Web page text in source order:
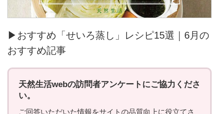
▶おすすめ「せいろ蒸し」レシピ15選｜6月の
おすすめ記事